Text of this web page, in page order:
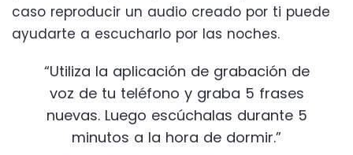
caso reproducir un audio creado por ti puede
ayudarte a escucharlo por las noches.
“Utiliza la aplicación de grabación de
voz de tu teléfono y graba 5 frases
nuevas. Luego escúchalas durante 5
minutos a la hora de dormir.”